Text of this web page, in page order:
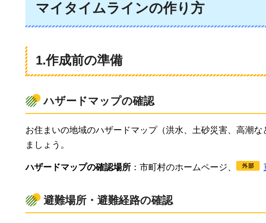
マイタイムラインの作り方
1.作成前の準備
ハザードマップの確認
お住まいの地域のハザードマップ（洪水、土砂災害、高潮
ましょう。
ハザードマップの確認場所 ：市町村のホームページ、
避難場所・避難経路の確認